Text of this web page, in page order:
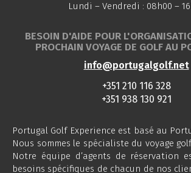
Lundi – Vendredi : 08h00 –
BESOIN D'AIDE POUR
PROCHAIN VOYAGE DE GOLF AU
info@portugalgolf.net
+351 210 116 328
+351 938 130 921
Portugal Golf Experience est basé au
Nous sommes le spécialiste du voyage
Notre équipe d’agents de réservation
besoins spécifiques de chacun de nos